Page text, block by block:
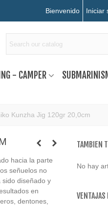
Bienvenido Iniciar
- CAMPER
Kunzha Jig 120gr 20,0cm
hacia la parte
señuelos no
diseñado y
en
dentones,
TAMBIEN
No hay
VENTAJAS